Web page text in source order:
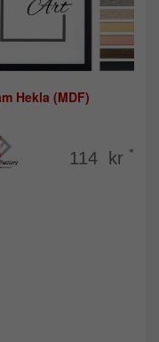
Hekla (MDF)
114 kr *